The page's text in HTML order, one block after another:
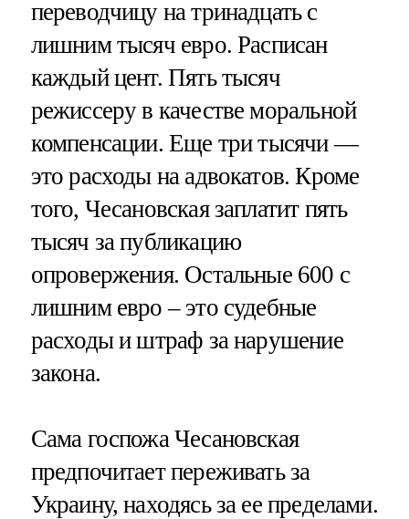
переводчицу на тринадцать с
лишним тысяч евро. Расписан
каждый цент. Пять тысяч
режиссеру в качестве моральной
компенсации. Еще три тысячи —
это расходы на адвокатов. Кроме
того, Чесановская заплатит пять
тысяч за публикацию
опровержения. Остальные 600 с
лишним евро – это судебные
расходы и штраф за нарушение
закона.
Сама госпожа Чесановская
предпочитает переживать за
Украину, находясь за ее пределами.